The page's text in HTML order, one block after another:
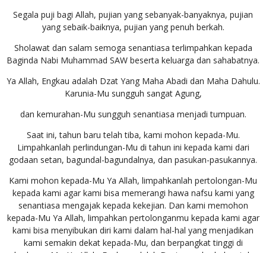
Segala puji bagi Allah, pujian yang sebanyak-banyaknya, pujian
yang sebaik-baiknya, pujian yang penuh berkah.
Sholawat dan salam semoga senantiasa terlimpahkan kepada
Baginda Nabi Muhammad SAW beserta keluarga dan sahabatnya.
Ya Allah, Engkau adalah Dzat Yang Maha Abadi dan Maha Dahulu.
Karunia-Mu sungguh sangat Agung,
dan kemurahan-Mu sungguh senantiasa menjadi tumpuan.
Saat ini, tahun baru telah tiba, kami mohon kepada-Mu.
Limpahkanlah perlindungan-Mu di tahun ini kepada kami dari
godaan setan, bagundal-bagundalnya, dan pasukan-pasukannya.
Kami mohon kepada-Mu Ya Allah, limpahkanlah pertolongan-Mu
kepada kami agar kami bisa memerangi hawa nafsu kami yang
senantiasa mengajak kepada kekejian. Dan kami memohon
kepada-Mu Ya Allah, limpahkan pertolonganmu kepada kami agar
kami bisa menyibukan diri kami dalam hal-hal yang menjadikan
kami semakin dekat kepada-Mu, dan berpangkat tinggi di